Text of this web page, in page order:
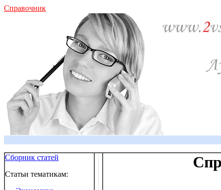
Справочник
Сборник статей
Статьи тематикам: